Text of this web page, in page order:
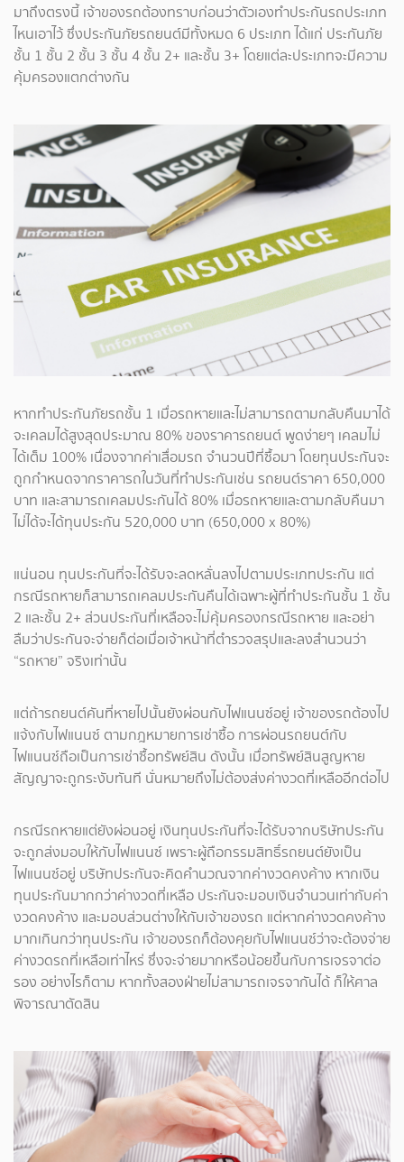
มาถึงตรงนี้ เจ้าของรถต้องทราบก่อนว่าตัวเองทำประกันรถประเภท
ไหนเอาไว้ ซึ่งประกันภัยรถยนต์มีทั้งหมด 6 ประเภท ได้แก่ ประกันภัย
ชั้น 1 ชั้น 2 ชั้น 3 ชั้น 4 ชั้น 2+ และชั้น 3+ โดยแต่ละประเภทจะมีความ
คุ้มครองแตกต่างกัน
หากทำประกันภัยรถชั้น 1 เมื่อรถหายและไม่สามารถตามกลับคืนมาได้
จะเคลมได้สูงสุดประมาณ 80% ของราคารถยนต์ พูดง่ายๆ เคลมไม่
ได้เต็ม 100% เนื่องจากค่าเสื่อมรถ จำนวนปีที่ซื้อมา โดยทุนประกันจะ
ถูกกำหนดจากราคารถในวันที่ทำประกันเช่น รถยนต์ราคา 650,000
บาท และสามารถเคลมประกันได้ 80% เมื่อรถหายและตามกลับคืนมา
ไม่ได้จะได้ทุนประกัน 520,000 บาท (650,000 x 80%)
แน่นอน ทุนประกันที่จะได้รับจะลดหลั่นลงไปตามประเภทประกัน แต่
กรณีรถหายก็สามารถเคลมประกันคืนได้เฉพาะผู้ที่ทำประกันชั้น 1 ชั้น
2 และชั้น 2+ ส่วนประกันที่เหลือจะไม่คุ้มครองกรณีรถหาย และอย่า
ลืมว่าประกันจะจ่ายก็ต่อเมื่อเจ้าหน้าที่ตำรวจสรุปและลงสำนวนว่า
“รถหาย” จริงเท่านั้น
แต่ถ้ารถยนต์คันที่หายไปนั้นยังผ่อนกับไฟแนนซ์อยู่ เจ้าของรถต้องไป
แจ้งกับไฟแนนซ์ ตามกฎหมายการเช่าซื้อ การผ่อนรถยนต์กับ
ไฟแนนซ์ถือเป็นการเช่าซื้อทรัพย์สิน ดังนั้น เมื่อทรัพย์สินสูญหาย
สัญญาจะถูกระงับทันที นั่นหมายถึงไม่ต้องส่งค่างวดที่เหลืออีกต่อไป
กรณีรถหายแต่ยังผ่อนอยู่ เงินทุนประกันที่จะได้รับจากบริษัทประกัน
จะถูกส่งมอบให้กับไฟแนนซ์ เพราะผู้ถือกรรมสิทธิ์รถยนต์ยังเป็น
ไฟแนนซ์อยู่ บริษัทประกันจะคิดคำนวณจากค่างวดคงค้าง หากเงิน
ทุนประกันมากกว่าค่างวดที่เหลือ ประกันจะมอบเงินจำนวนเท่ากับค่า
งวดคงค้าง และมอบส่วนต่างให้กับเจ้าของรถ แต่หากค่างวดคงค้าง
มากเกินกว่าทุนประกัน เจ้าของรถก็ต้องคุยกับไฟแนนซ์ว่าจะต้องจ่าย
ค่างวดรถที่เหลือเท่าไหร่ ซึ่งจะจ่ายมากหรือน้อยขึ้นกับการเจรจาต่อ
รอง อย่างไรก็ตาม หากทั้งสองฝ่ายไม่สามารถเจรจากันได้ ก็ให้ศาล
พิจารณาตัดสิน